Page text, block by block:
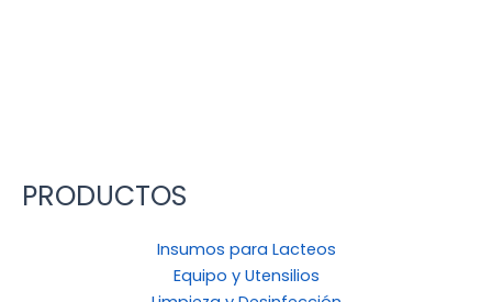
PRODUCTOS
Insumos para Lacteos
Equipo y Utensilios